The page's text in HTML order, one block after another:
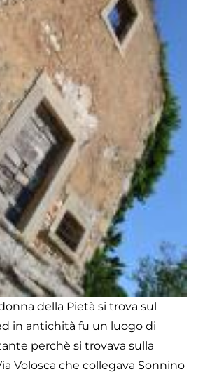
della Pietà si trova sul
in antichità fu un luogo di
perchè si trovava sulla
Volosca che collegava Sonnino